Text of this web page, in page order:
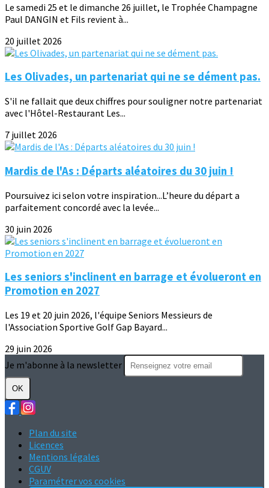
Le samedi 25 et le dimanche 26 juillet, le Trophée Champagne
Paul DANGIN et Fils revient à...
20 juillet 2026
Les Olivades, un partenariat qui ne se dément pas.
S'il ne fallait que deux chiffres pour souligner notre partenariat
avec l'Hôtel-Restaurant Les...
7 juillet 2026
Mardis de l'As : Départs aléatoires du 30 juin !
Poursuivez ici selon votre inspiration...L’heure du départ a
parfaitement concordé avec la levée...
30 juin 2026
Les seniors s'inclinent en barrage et évolueront en
Promotion en 2027
Les 19 et 20 juin 2026, l'équipe Seniors Messieurs de
l'Association Sportive Golf Gap Bayard...
29 juin 2026
Je m'abonne à la newsletter
OK
Plan du site
Licences
Mentions légales
CGUV
Paramétrer vos cookies